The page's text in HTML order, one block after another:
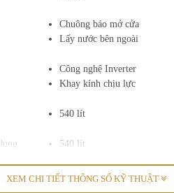
Chuông báo mở cửa
Lấy nước bên ngoài
Công nghệ Inverter
Khay kính chịu lực
540 lít
540 lít
hợp Trên 7 người (Trên 350 lít)
XEM CHI TIẾT THÔNG SỐ KỸ THUẬT